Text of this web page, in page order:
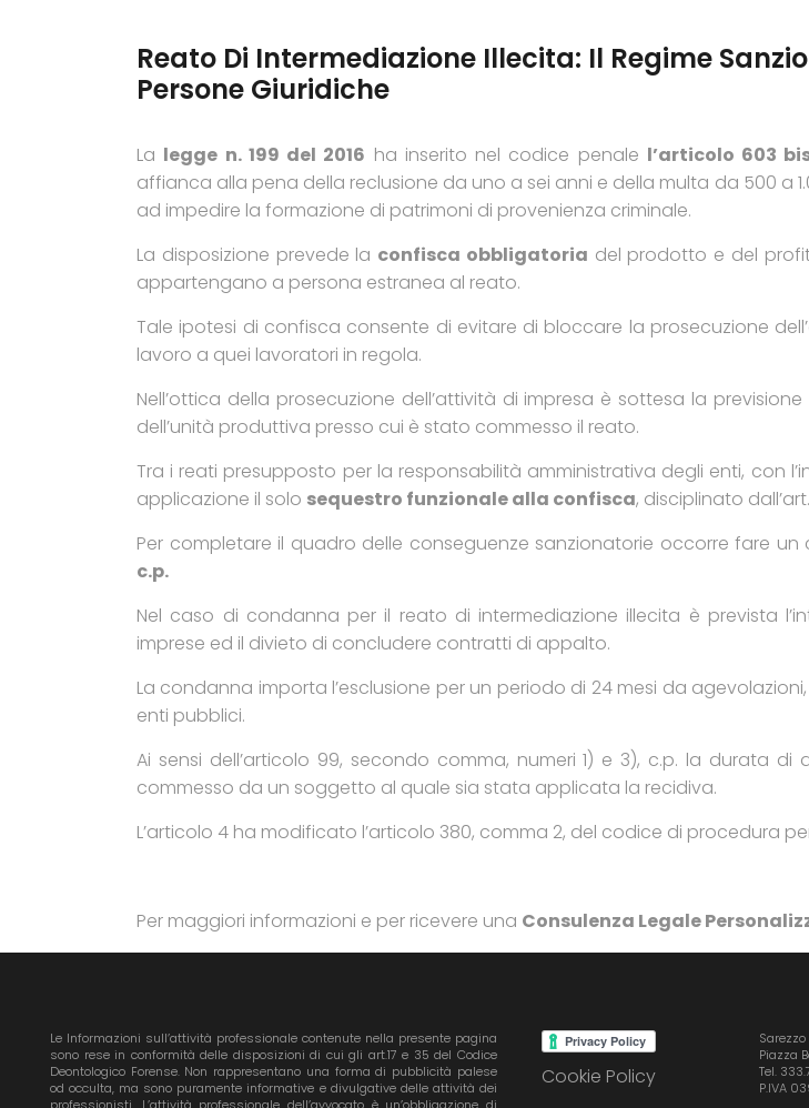
Reato Di Intermediazione Illecita: Il Regime
Persone Giuridiche
La legge n. 199 del 2016 ha inserito nel codice penale l’articolo 603
affianca alla pena della reclusione da uno a sei anni e della multa da 500 a
ad impedire la formazione di patrimoni di provenienza criminale.
La disposizione prevede la confisca obbligatoria del prodotto e del
appartengano a persona estranea al reato.
Tale ipotesi di confisca consente di evitare di bloccare la prosecuzione
lavoro a quei lavoratori in regola.
Nell’ottica della prosecuzione dell’attività di impresa è sottesa la
dell’unità produttiva presso cui è stato commesso il reato.
Tra i reati presupposto per la responsabilità amministrativa degli enti, con
applicazione il solo sequestro funzionale alla confisca, disciplinato
Per completare il quadro delle conseguenze sanzionatorie occorre fare un
c.p.
Nel caso di condanna per il reato di intermediazione illecita è prevista
imprese ed il divieto di concludere contratti di appalto.
La condanna importa l’esclusione per un periodo di 24 mesi da
enti pubblici.
Ai sensi dell’articolo 99, secondo comma, numeri 1) e 3), c.p. la durata
commesso da un soggetto al quale sia stata applicata la recidiva.
L’articolo 4 ha modificato l’articolo 380, comma 2, del codice di procedura
Per maggiori informazioni e per ricevere una Consulenza Legale
Le Informazioni sull’attività professionale contenute nella presente pagina
sono rese in conformità delle disposizioni di cui gli art.17 e 35 del Codice
Deontologico Forense. Non rappresentano una forma di pubblicità palese
od occulta, ma sono puramente informative e divulgative delle attività dei
Sarezzo
Piazza
Tel.
P.IVA
Cookie Policy